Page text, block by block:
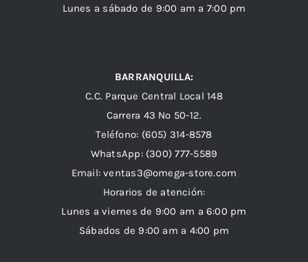
Lunes a sábado de 9:00 am a 7:00 pm
BARRANQUILLA:
C.C. Parque Central Local 148
Carrera 43 Nº 50-12.
Teléfono: (605) 314-8578
WhatsApp: (300) 777-5589
Email: ventas3@omega-store.com
Horarios de atención:
Lunes a viernes de 9:00 am a 6:00 pm
Sábados de 9:00 am a 4:00 pm